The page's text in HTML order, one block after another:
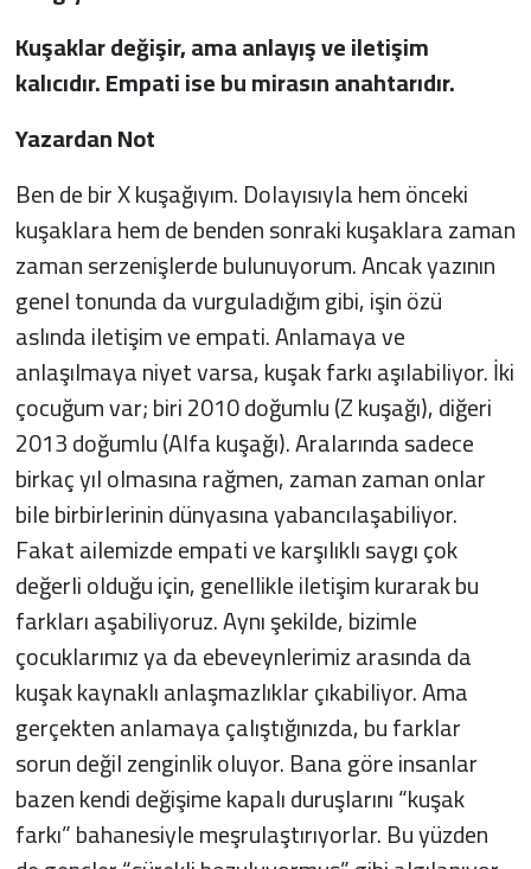
Kuşaklar değişir, ama anlayış ve iletişim
kalıcıdır. Empati ise bu mirasın anahtarıdır.
Yazardan Not
Ben de bir X kuşağıyım. Dolayısıyla hem önceki
kuşaklara hem de benden sonraki kuşaklara zaman
zaman serzenişlerde bulunuyorum. Ancak yazının
genel tonunda da vurguladığım gibi, işin özü
aslında iletişim ve empati. Anlamaya ve
anlaşılmaya niyet varsa, kuşak farkı aşılabiliyor. İki
çocuğum var; biri 2010 doğumlu (Z kuşağı), diğeri
2013 doğumlu (Alfa kuşağı). Aralarında sadece
birkaç yıl olmasına rağmen, zaman zaman onlar
bile birbirlerinin dünyasına yabancılaşabiliyor.
Fakat ailemizde empati ve karşılıklı saygı çok
değerli olduğu için, genellikle iletişim kurarak bu
farkları aşabiliyoruz. Aynı şekilde, bizimle
çocuklarımız ya da ebeveynlerimiz arasında da
kuşak kaynaklı anlaşmazlıklar çıkabiliyor. Ama
gerçekten anlamaya çalıştığınızda, bu farklar
sorun değil zenginlik oluyor. Bana göre insanlar
bazen kendi değişime kapalı duruşlarını “kuşak
farkı” bahanesiyle meşrulaştırıyorlar. Bu yüzden